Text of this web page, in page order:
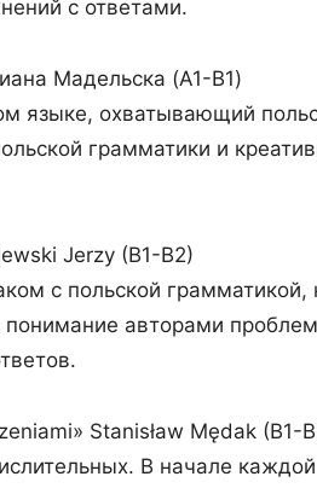
с ответами.
Мадельска (A1-B1)
языке, охватывающий
грамматики и
Jerzy (B1-B2)
с польской
авторами
Stanisław Mędak (B1-
В начале